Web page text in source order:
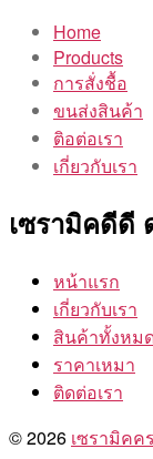
Home
Products
การสั่งชื้อ
ขนส่งสินค้า
ติอต่อเรา
เกี่ยวกับเรา
เซรามิคดีดี
หน้าแรก
เกี่ยวกับเรา
สินค้าทั้งหม
ราคาเหมา
ติดต่อเรา
© 2026 เซรามิคค